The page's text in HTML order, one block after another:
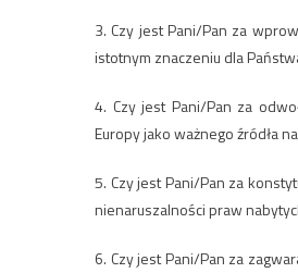
3. Czy jest Pani/Pan za
istotnym znaczeniu dla
4. Czy jest Pani/Pan za
Europy jako ważnego źródła
5. Czy jest Pani/Pan za
nienaruszalności praw
6. Czy jest Pani/Pan za